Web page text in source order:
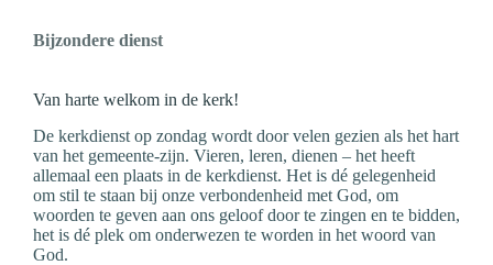
Bijzondere dienst
Van harte welkom in de kerk!
De kerkdienst op zondag wordt door velen gezien als het hart
van het gemeente-zijn. Vieren, leren, dienen – het heeft
allemaal een plaats in de kerkdienst. Het is dé gelegenheid
om stil te staan bij onze verbondenheid met God, om
woorden te geven aan ons geloof door te zingen en te bidden,
het is dé plek om onderwezen te worden in het woord van
God.